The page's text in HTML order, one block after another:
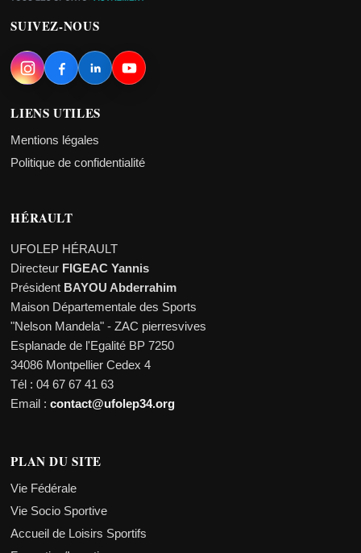
SUIVEZ-NOUS
LIENS UTILES
Mentions légales
Politique de confidentialité
HÉRAULT
UFOLEP HÉRAULT
Directeur FIGEAC Yannis
Président BAYOU Abderrahim
Maison Départementale des Sports
"Nelson Mandela" - ZAC pierresvives
Esplanade de l'Egalité BP 7250
34086 Montpellier Cedex 4
Tél : 04 67 67 41 63
Email :contact@ufolep34.org
PLAN DU SITE
Vie Fédérale
Vie Socio Sportive
Accueil de Loisirs Sportifs